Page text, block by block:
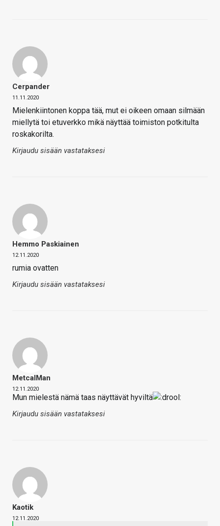
Cerpander
11.11.2020
Mielenkiintonen koppa tää, mut ei oikeen omaan silmään
miellytä toi etuverkko mikä näyttää toimiston potkitulta
roskakorilta.
Kirjaudu sisään vastataksesi
Hemmo Paskiainen
12.11.2020
rumia ovatten
Kirjaudu sisään vastataksesi
MetcalMan
12.11.2020
Mun mielestä nämä taas näyttävät hyviltä
Kirjaudu sisään vastataksesi
Kaotik
12.11.2020